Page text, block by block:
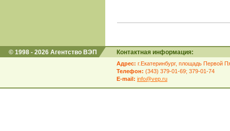
© 1998 - 2026 Агентство ВЭП Контактная информация:
Адрес: г.Екатеринбург, площадь Первой
Телефон: (343) 379-01-69; 379-01-74
E-mail: info@vep.ru